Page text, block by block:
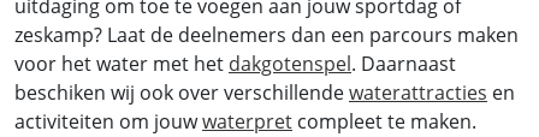
uitdaging om toe te voegen aan jouw sportdag of
zeskamp? Laat de deelnemers dan een parcours maken
voor het water met het dakgotenspel. Daarnaast
beschiken wij ook over verschillendewaterattracties en
activiteiten om jouwwaterpret compleet te maken.